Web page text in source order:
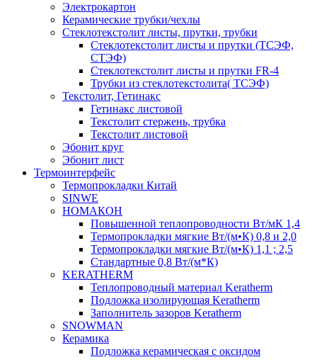
Электрокартон
Керамические трубки/чехлы
Cтеклотекстолит листы, прутки, трубки
Стеклотекстолит листы и прутки (ТСЭФ,
СТЭФ)
Стеклотекстолит листы и прутки FR-4
Трубки из стеклотекстолита( ТСЭФ)
Текстолит, Гетинакс
Гетинакс листовой
Текстолит стержень, трубка
Текстолит листовой
Эбонит круг
Эбонит лист
Термоинтерфейс
Термопрокладки Китай
SINWE
НОМАКОН
Повышенной теплопроводности Вт/мК 1,4
Термопрокладки мягкие Вт/(м•К) 0,8 и 2,0
Термопрокладки мягкие Вт/(м•К) 1,1 ; 2,5
Стандартные 0,8 Вт/(м*К)
KERATHERM
Теплопроводный материал Keratherm
Подложка изолирующая Keratherm
Заполнитель зазоров Keratherm
SNOWMAN
Керамика
Подложка керамическая с оксидом